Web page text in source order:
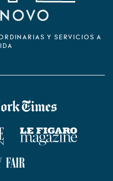
Y SERVICIOS A
Le Figaro Magazine